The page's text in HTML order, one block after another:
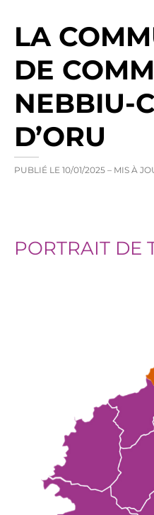
LA
DE
NEBBIU-
D’ORU
PUBLIÉ LE 10/01/2025 – MIS À
PORTRAIT DE